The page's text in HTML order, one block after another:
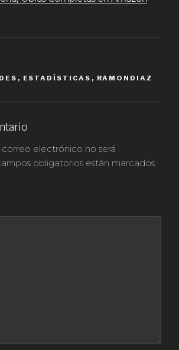
, ESTADÍSTICAS , RAMONDIAZ
electrónico no será
obligatorios están marcados